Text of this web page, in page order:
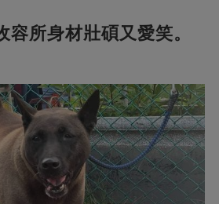
所身材壯碩又愛笑。